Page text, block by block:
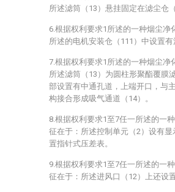
所述滤筒（13）悬挂固定在滤尘仓
6.根据权利要求1所述的一种烟尘净
所述的电机安装仓（111）中设置有
7.根据权利要求1所述的一种烟尘净
所述滤筒（13）为圆柱形聚酯覆膜
部设置有中通孔道，上端开口，与
构接合形成吸气通道（14）。
8.根据权利要求1至7任一所述的一
征在于：所述控制单元（2）设有
置指针式压差表。
9.根据权利要求1至7任一所述的一
征在于：所述进风口（12）上还设